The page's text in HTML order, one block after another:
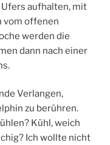
Ufers aufhalten, mit
vom offenen
werden die
dann nach einer
Verlangen,
zu berühren.
Kühl, weich
Ich wollte nicht